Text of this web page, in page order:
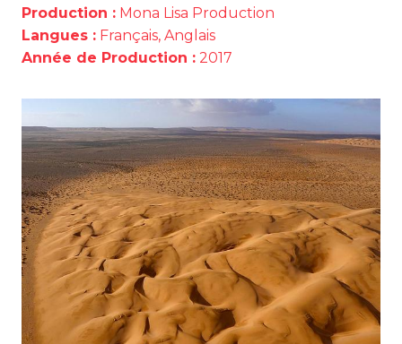
Production : Mona Lisa Production
Langues : Français, Anglais
Année de Production : 2017